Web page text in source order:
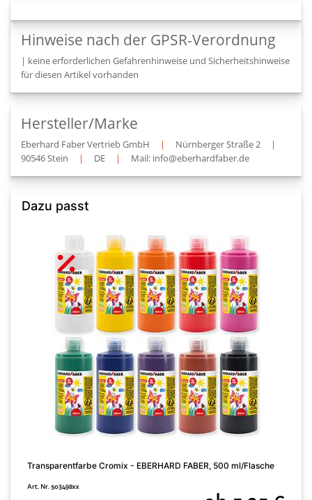
Hinweise nach der GPSR-Verordnung
| keine erforderlichen Gefahrenhinweise und Sicherheitshinweise
für diesen Artikel vorhanden
Hersteller/Marke
Eberhard Faber Vertrieb GmbH | Nürnberger Straße 2
|
90546 Stein
| DE | Mail: info@eberhardfaber.de
Dazu passt
Transparentfarbe Cromix - EBERHARD FABER, 500 ml/Flasche
Art. Nr. 503498xx